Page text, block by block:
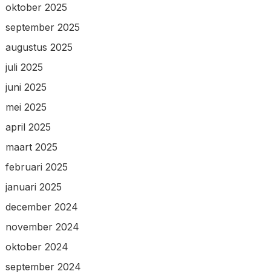
oktober 2025
september 2025
augustus 2025
juli 2025
juni 2025
mei 2025
april 2025
maart 2025
februari 2025
januari 2025
december 2024
november 2024
oktober 2024
september 2024